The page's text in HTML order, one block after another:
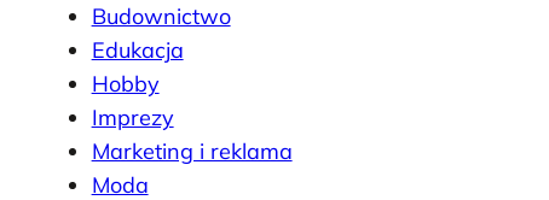
Budownictwo
Edukacja
Hobby
Imprezy
Marketing i reklama
Moda